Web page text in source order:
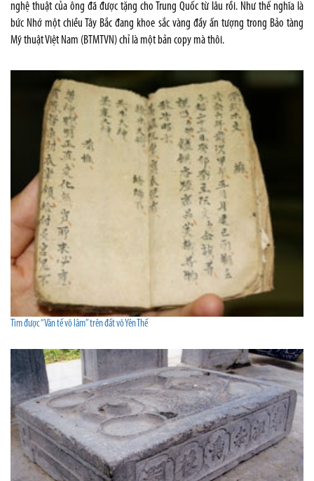
nghệ thuật của ông đã được tặng cho Trung Quốc từ lâu rồi. Như thế nghĩa là
bức Nhớ một chiều Tây Bắc đang khoe sắc vàng đầy ấn tượng trong Bảo tàng
Mỹ thuật Việt Nam (BTMTVN) chỉ là một bản copy mà thôi.
Tìm được ‘‘Văn tế võ lâm’’ trên đất võ Yên Thế